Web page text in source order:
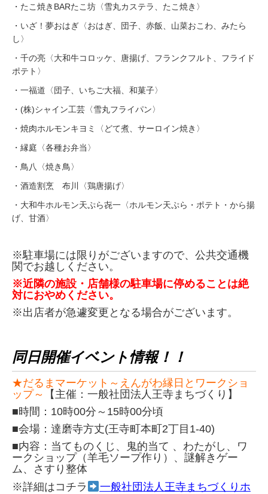
・たこ焼きBARたこ坊〈雪丸カステラ、たこ焼き〉
・いざ！夢おはぎ〈おはぎ、団子、赤飯、山菜おこわ、みたら
し〉
・千の亮〈大和牛コロッケ、唐揚げ、フランクフルト、フライド
ポテト〉
・一福道〈団子、いちご大福、和菓子〉
・(株)シャイン工芸〈雪丸フライパン〉
・焼肉ホルモンキヨミ〈どて煮、サーロイン焼き〉
・縁庭〈各種お弁当〉
・鳥八〈焼き鳥〉
・酒造割烹 布川〈鶏唐揚げ〉
・大和牛ホルモン天ぷら㐂一〈ホルモン天ぷら・ポテト・から揚
げ、甘酒〉
※駐車場には限りがございますので、公共交通機
関でお越しください。
※近隣の施設・店舗様の駐車場に停めることは絶
対におやめください。
※出店者が急遽変更となる場合がございます。
同日開催イベント情報！！
★だるまマーケット～えんがわ縁日とワークショ
ップ～
【主催：一般社団法人王寺まちづくり】
■時間：10時00分～15時00分頃
■会場：達磨寺方丈(王寺町本町2丁目1-40)
■内容：当てものくじ、鬼的当て 、わたがし、ワ
ークショップ（羊毛ソープ作り）、謎解きゲー
ム、さすり整体
※詳細はコチラ
一般社団法人王寺まちづくりホ